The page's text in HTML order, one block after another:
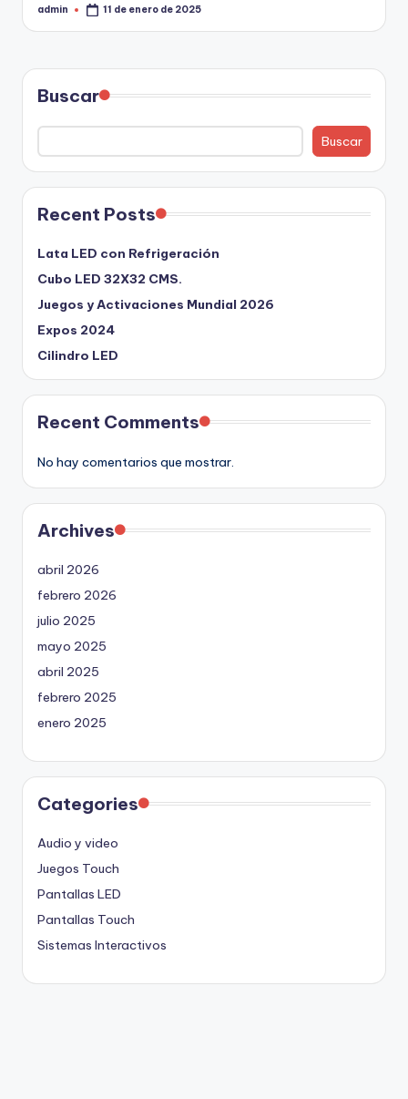
admin 11 de enero de 2025
Buscar
Buscar
Recent Posts
Lata LED con Refrigeración
Cubo LED 32X32 CMS.
Juegos y Activaciones Mundial 2026
Expos 2024
Cilindro LED
Recent Comments
No hay comentarios que mostrar.
Archives
abril 2026
febrero 2026
julio 2025
mayo 2025
abril 2025
febrero 2025
enero 2025
Categories
Audio y video
Juegos Touch
Pantallas LED
Pantallas Touch
Sistemas Interactivos